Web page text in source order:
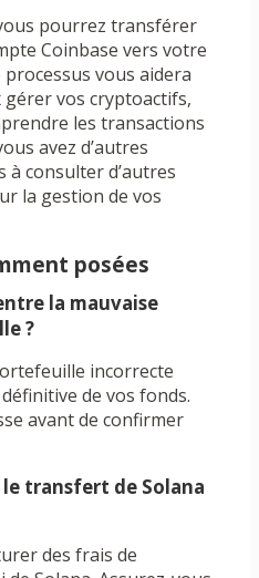
pourrez transférer
Coinbase vers votre
vous aidera
vos cryptoactifs,
les transactions
avez d’autres
à consulter d’autres
la gestion de vos
posées
la mauvaise
?
incorrecte
de vos fonds.
avant de confirmer
transfert de Solana
des frais de